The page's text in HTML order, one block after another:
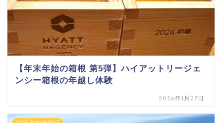
【年末年始の箱根 第5弾】ハイアットリージェ
ンシー箱根の年越し体験
2026年1月27日